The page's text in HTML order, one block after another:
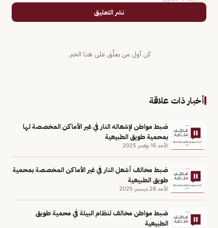
نشر التعليق
كن أول من يعلّق على هذا الخبر.
أخبار ذات علاقة
ضبط مواطن لإشعاله النار في غير الأماكن المخصصة لها
بمحمية طويق الطبيعية
الأحد 16 نوفمبر 2025
ضبط مخالف أشعل النار في غير الأماكن المخصصة بمحمية
طويق الطبيعية
الأحد 28 ديسمبر 2025
ضبط مواطن مخالف لنظام البيئة في محمية طويق
الطبيعية